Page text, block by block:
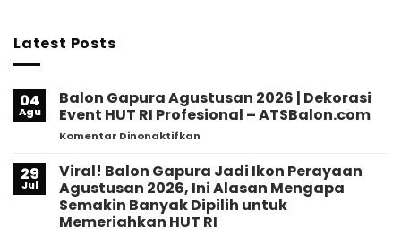
Latest Posts
04
Agu
Balon Gapura Agustusan 2026 | Dekorasi
Event HUT RI Profesional – ATSBalon.com
Komentar Dinonaktifkan
Gapura
Agustusan
2026
|
Dekorasi
29
Jul
Viral! Balon Gapura Jadi Ikon Perayaan
Agustusan 2026, Ini Alasan Mengapa
Semakin Banyak Dipilih untuk
Memeriahkan HUT RI